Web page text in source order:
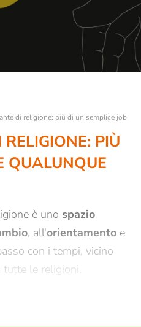
di un semplice job
gli studenti
di religione: più di un semplice job
PIÙ
QUALUNQUE
è uno spazio
, all'orientamento e
con i tempi, vicino
le religioni.
non è